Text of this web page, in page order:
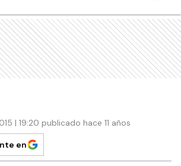
| 19:20 publicado hace 11 años
en